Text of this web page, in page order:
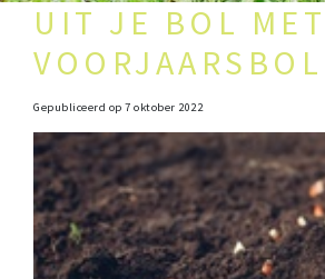
UIT JE BOL MET
Gepubliceerd op 7 oktober 2022